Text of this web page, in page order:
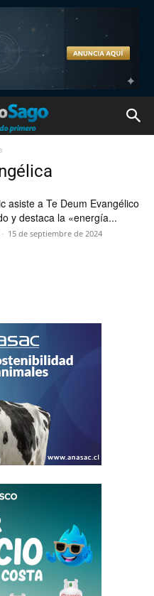
asiste a Te Deum Evangélico
y destaca la «energía...
- 15 de septiembre de 2024